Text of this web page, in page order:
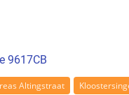
9617CB
Altingstraat